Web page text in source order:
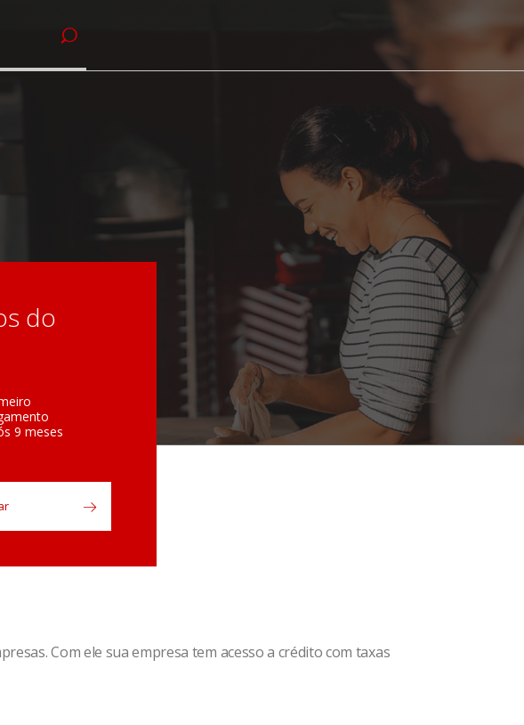
do
9 meses
Com ele sua empresa tem acesso a crédito com taxas